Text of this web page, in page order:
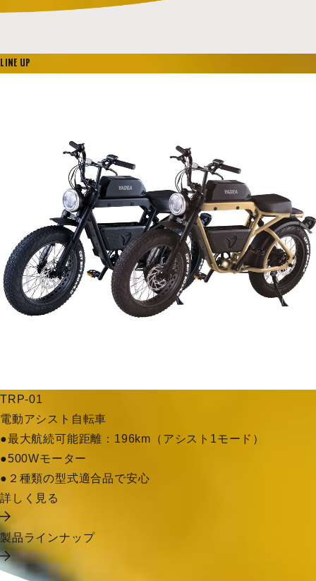
LINE UP
TRP-01
電動アシスト自転車
●最大航続可能距離：196km（アシスト1モード）
●500Wモーター
●２種類の型式適合品で安心
詳しく見る
製品ラインナップ